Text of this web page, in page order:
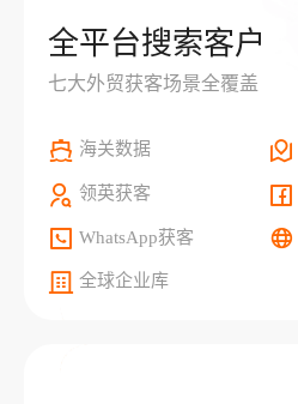
全平台搜索客户
七大外贸获客场景全覆盖
海关数据
领英获客
WhatsApp获客
全球企业库